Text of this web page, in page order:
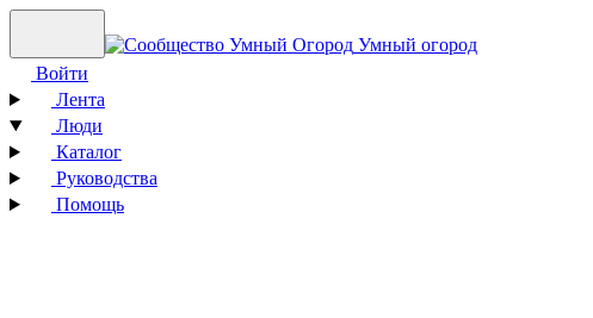
Умный огород
Войти
Лента
Люди
Каталог
Руководства
Помощь